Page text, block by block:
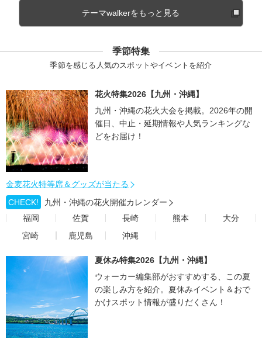
テーマwalkerをもっと見る
季節特集
季節を感じる人気のスポットやイベントを紹介
花火特集2026【九州・沖縄】
九州・沖縄の花火大会を掲載。2026年の開
催日、中止・延期情報や人気ランキングな
どをお届け！
金麦花火特等席＆グッズが当たる
CHECK!
九州・沖縄の花火開催カレンダー
福岡
佐賀 長崎 熊本
大分
宮崎
鹿児島 沖縄
夏休み特集2026【九州・沖縄】
ウォーカー編集部がおすすめする、この夏
の楽しみ方を紹介。夏休みイベント＆おで
かけスポット情報が盛りだくさん！